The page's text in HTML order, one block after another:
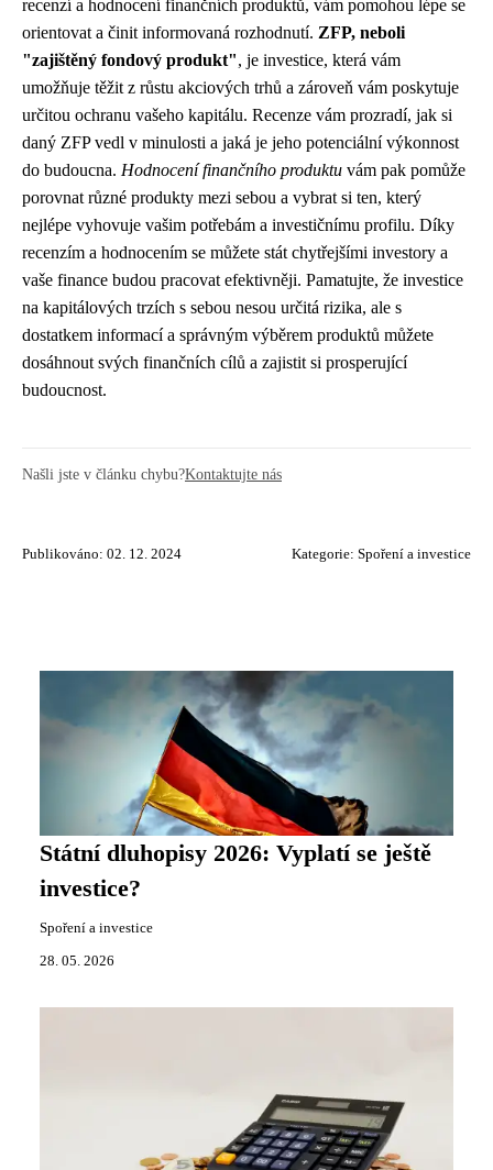
recenzí a hodnocení finančních produktů, vám pomohou lépe se
orientovat a činit informovaná rozhodnutí. ZFP, neboli
"zajištěný fondový produkt", je investice, která vám
umožňuje těžit z růstu akciových trhů a zároveň vám poskytuje
určitou ochranu vašeho kapitálu. Recenze vám prozradí, jak si
daný ZFP vedl v minulosti a jaká je jeho potenciální výkonnost
do budoucna. Hodnocení finančního produktu vám pak pomůže
porovnat různé produkty mezi sebou a vybrat si ten, který
nejlépe vyhovuje vašim potřebám a investičnímu profilu. Díky
recenzím a hodnocením se můžete stát chytřejšími investory a
vaše finance budou pracovat efektivněji. Pamatujte, že investice
na kapitálových trzích s sebou nesou určitá rizika, ale s
dostatkem informací a správným výběrem produktů můžete
dosáhnout svých finančních cílů a zajistit si prosperující
budoucnost.
Našli jste v článku chybu?Kontaktujte nás
Publikováno: 02. 12. 2024 Kategorie: Spoření a investice
Státní dluhopisy 2026: Vyplatí se ještě
investice?
Spoření a investice
28. 05. 2026